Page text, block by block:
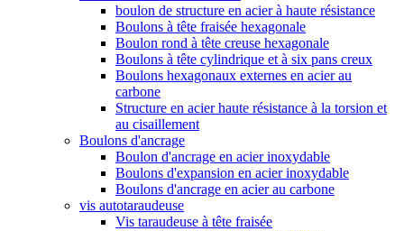
boulon de structure en acier à haute résistance
Boulons à tête fraisée hexagonale
Boulon rond à tête creuse hexagonale
Boulons à tête cylindrique et à six pans creux
Boulons hexagonaux externes en acier au
carbone
Structure en acier haute résistance à la torsion et
au cisaillement
Boulons d'ancrage
Boulon d'ancrage en acier inoxydable
Boulons d'expansion en acier inoxydable
Boulons d'ancrage en acier au carbone
vis autotaraudeuse
Vis taraudeuse à tête fraisée